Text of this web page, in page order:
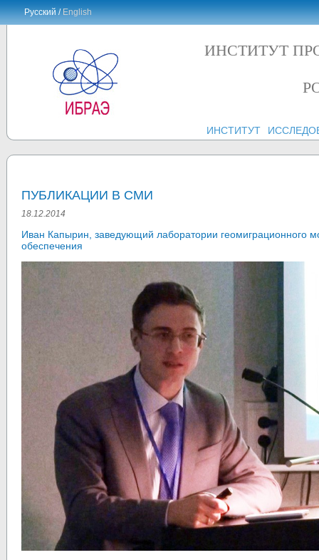
Русский /English
ИНСТИТУТ
ИНСТИТУТ
ПУБЛИКАЦИИ В СМИ
18.12.2014
Иван Капырин, заведующий лаборатории геомиграционного
обеспечения